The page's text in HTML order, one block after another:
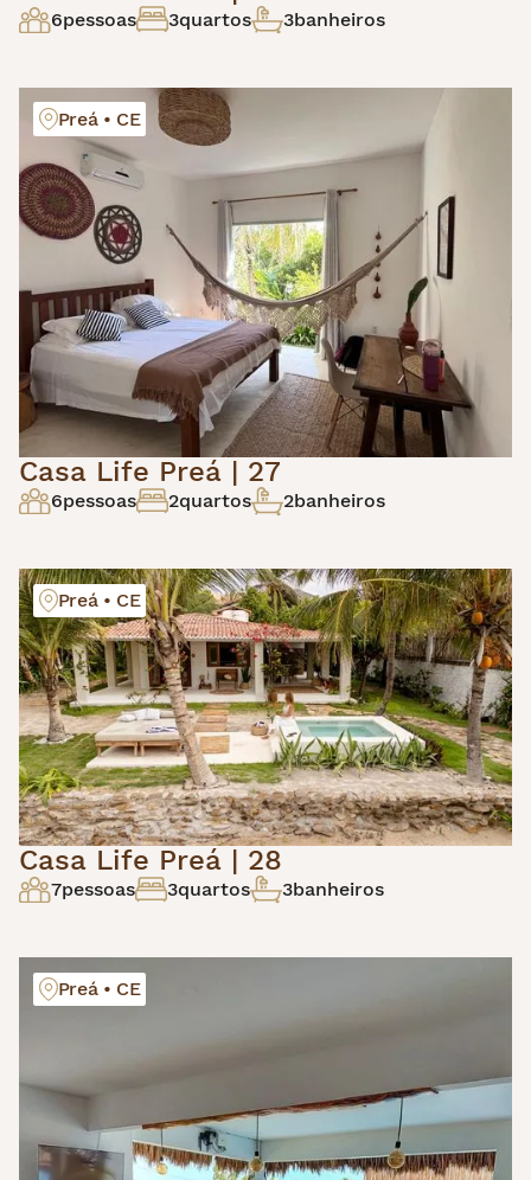
6pessoas 3quartos 3banheiros
Preá • CE
Casa Life Preá | 27
6pessoas 2quartos 2banheiros
Preá • CE
Casa Life Preá | 28
7pessoas 3quartos 3banheiros
Preá • CE